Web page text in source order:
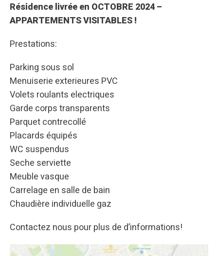
Résidence livrée en OCTOBRE 2024 –
APPARTEMENTS VISITABLES !
Prestations:
Parking sous sol
Menuiserie exterieures PVC
Volets roulants electriques
Garde corps transparents
Parquet contrecollé
Placards équipés
WC suspendus
Seche serviette
Meuble vasque
Carrelage en salle de bain
Chaudière individuelle gaz
Contactez nous pour plus de d’informations!